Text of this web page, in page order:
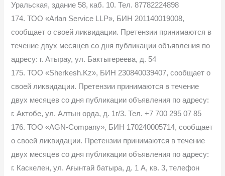
Уральская, здание 58, каб. 10. Тел. 87782224898
174. ТОО «Arlan Service LLP», БИН 201140019008,
сообщает о своей ликвидации. Претензии принимаются в
течение двух месяцев со дня публикации объявления по
адресу: г. Атырау, ул. Бактыгереева, д. 54
175. ТОО «Sherkesh.Kz», БИН 230840039407, сообщает о
своей ликвидации. Претензии принимаются в течение
двух месяцев со дня публикации объявления по адресу:
г. Актобе, ул. Алтын орда, д. 1г/3. Тел. +7 700 295 07 85
176. ТОО «AGN-Company», БИН 170240005714, сообщает
о своей ликвидации. Претензии принимаются в течение
двух месяцев со дня публикации объявления по адресу:
г. Каскелен, ул. Ағынтай батыра, д. 1 А, кв. 3, телефон